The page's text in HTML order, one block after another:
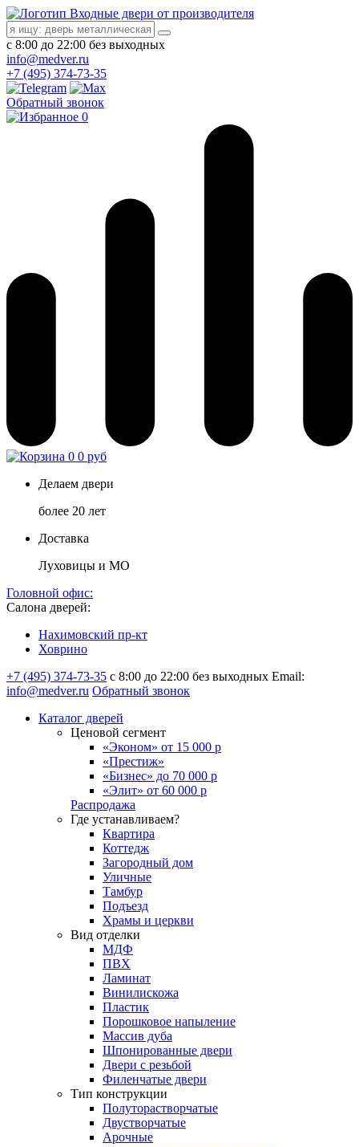
Входные двери от производителя
с 8:00 до 22:00 без выходных
info@medver.ru
+7 (495) 374-73-35
Обратный звонок
0
0 0 руб
Делаем двери
более 20 лет
Доставка
Луховицы и МО
Головной офис:
Салона дверей:
Нахимовский пр-кт
Ховрино
+7 (495) 374-73-35 с 8:00 до 22:00 без выходных Email:
info@medver.ru Обратный звонок
Каталог дверей
Ценовой сегмент
«Эконом» от 15 000 р
«Престиж»
«Бизнес» до 70 000 р
«Элит» от 60 000 р
Распродажа
Где устанавливаем?
Квартира
Коттедж
Загородный дом
Уличные
Тамбур
Подъезд
Храмы и церкви
Вид отделки
МДФ
ПВХ
Ламинат
Винилискожа
Пластик
Порошковое напыление
Массив дуба
Шпонированные двери
Двери с резьбой
Филенчатые двери
Тип конструкции
Полуторастворчатые
Двустворчатые
Арочные